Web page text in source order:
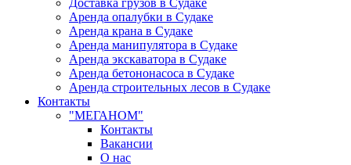
Доставка грузов в Судаке
Аренда опалубки в Судаке
Аренда крана в Судаке
Аренда манипулятора в Судаке
Аренда экскаватора в Судаке
Аренда бетононасоса в Судаке
Аренда строительных лесов в Судаке
Контакты
"МЕГАНОМ"
Контакты
Вакансии
О нас